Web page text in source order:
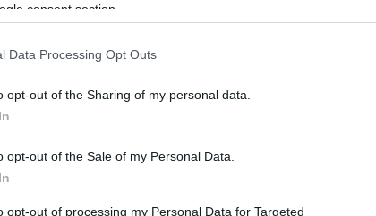
consent section.
Data Processing Opt Outs
opt-out of the Sharing of my personal data.
opt-out of the Sale of my Personal Data.
opt-out of processing my Personal Data for Targeted
Πώς να ξεφλουδίζεις εύκολα το σκόρδο
πρέπει να ξέρει
Τηλεοπτικά «Μαγειρέματα», Ψηφιακοί